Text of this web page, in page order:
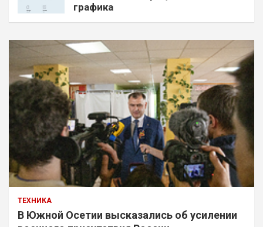
графика
ТЕХНИКА
В Южной Осетии высказались об усилении